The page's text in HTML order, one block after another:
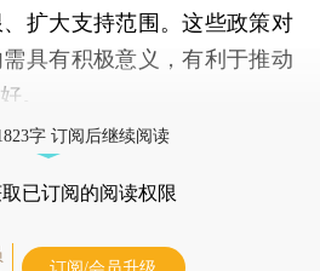
扩大支持范围。这些政策对
具有积极意义，有利于推动
。
字 订阅后继续阅读
取已订阅的阅读权限